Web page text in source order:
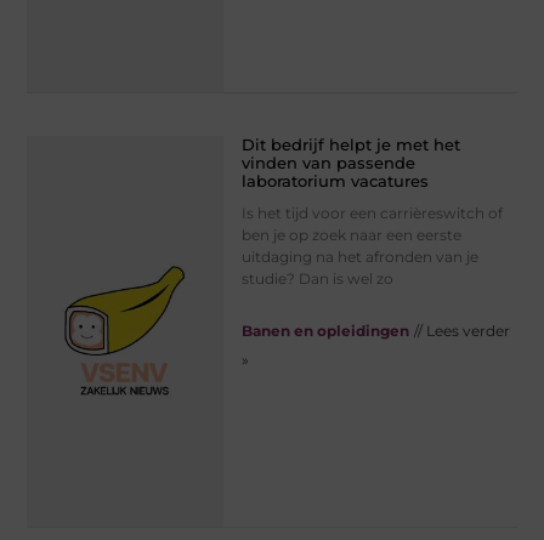
Dit bedrijf helpt je met het
vinden van passende
laboratorium vacatures
Is het tijd voor een carrièreswitch of
ben je op zoek naar een eerste
uitdaging na het afronden van je
studie? Dan is wel zo
Banen en opleidingen // Lees verder
»